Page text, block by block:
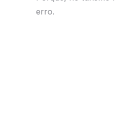
erro.